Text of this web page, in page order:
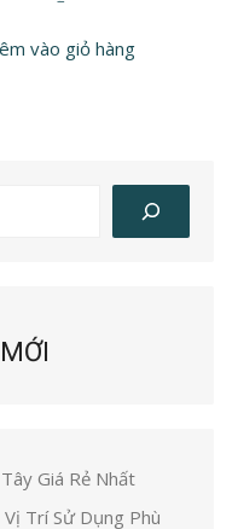
vào giỏ hàng
Giá Rẻ Nhất
Trí Sử Dụng Phù